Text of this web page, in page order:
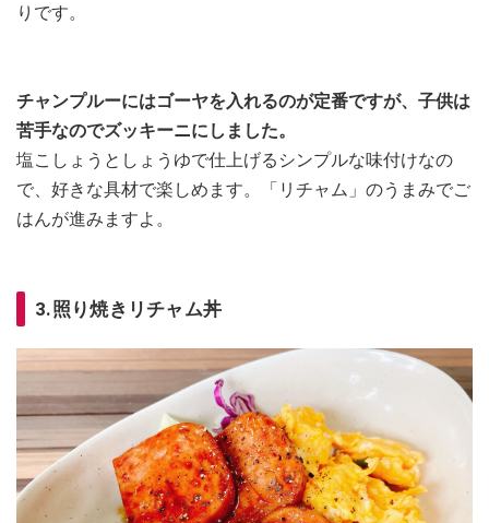
りです。
チャンプルーにはゴーヤを入れるのが定番ですが、子供は
苦手なのでズッキーニにしました。
塩こしょうとしょうゆで仕上げるシンプルな味付けなの
で、好きな具材で楽しめます。「リチャム」のうまみでご
はんが進みますよ。
3.照り焼きリチャム丼